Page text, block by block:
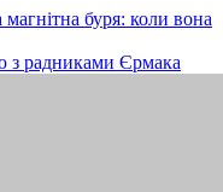
буря: коли вона
з радниками Єрмака